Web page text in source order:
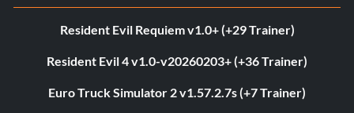
Resident Evil Requiem v1.0+ (+29 Trainer)
Resident Evil 4 v1.0-v20260203+ (+36 Trainer)
Euro Truck Simulator 2 v1.57.2.7s (+7 Trainer)